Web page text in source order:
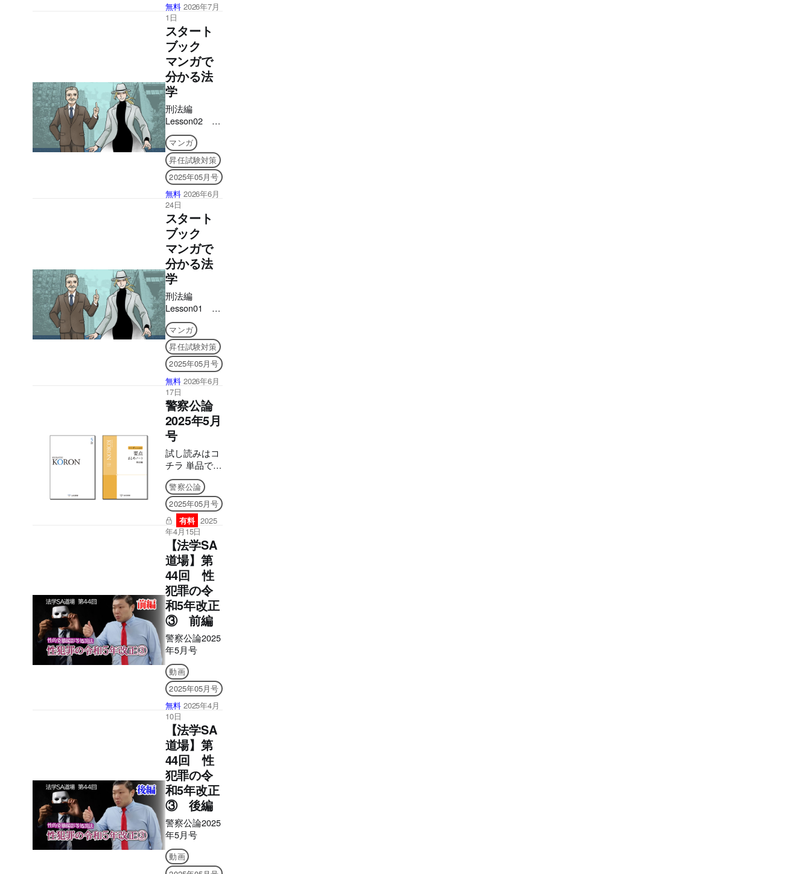
無料 2026年7月
1日
スタート
ブック
マンガで
分かる法
学
刑法編
Lesson02 故
意
マンガ
昇任試験対策
2025年05月号
無料 2026年6月
24日
スタート
ブック
マンガで
分かる法
学
刑法編
Lesson01 正
当防衛
マンガ
昇任試験対策
2025年05月号
無料 2026年6月
17日
警察公論
2025年5月
号
試し読みはコ
チラ 単品でご
購入はこちら
【本書は固定
レイアウト型
電子書籍のた
め、7インチ
以上の端末で
のご利用を推
奨しておりま
す。文字のハ
イライト・検
索・辞書・コ
ピー・引用・
音声読み上げ
などの機能は
ご利用いただ
けません。ご
購入前に、無
料サンプル等
をお使いの端
末でご確認の
うえ、ご購入
ください。】
■電子版のシ
リアルナンバ
ーの発行につ
いて アプリへ
の問題のダウ
ンロードには
購読者特典の
シリアルナン
バーが必要に
なります。 ご
購入後、誌面
警察公論
2025年05月号
有料 2025
年4月15日
【法学SA
道場】第
44回 性
犯罪の令
和5年改正
③ 前編
警察公論2025
年5月号
動画
2025年05月号
無料 2025年4月
10日
【法学SA
道場】第
44回 性
犯罪の令
和5年改正
③ 後編
警察公論2025
年5月号
動画